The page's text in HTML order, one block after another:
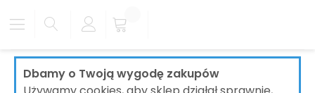
Dbamy o Twoją wygodę zakupów